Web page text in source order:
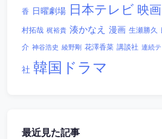
香 日曜劇場 日本テレビ 映画
村拓哉 梶裕貴 湊かなえ 漫画 生瀬勝久
介 神谷浩史 綾野剛 花澤香菜 講談社 連続
社 韓国ドラマ
最近見た記事